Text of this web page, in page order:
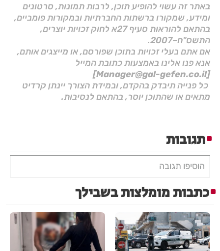
באתר זה עשוי להופיע תוכן, לרבות תמונות, סרטונים
ומידע, שמקורו ברשתות החברתיות ובמקורות פומביים,
בהתאם להוראות סעיף 27א לחוק זכויות יוצרים,
התשס"ח–2007.
אם אתם בעלי זכויות בתוכן שפורסם, או מייצגים אותם,
אנא פנו אלינו באמצעות כתובת המייל
[Manager@gal-gefen.co.il]
כל פנייה תיבדק בהקדם, ובמידת הצורך יינתן קרדיט
מתאים או שהתוכן יוסר, בהתאם לנסיבות.
תגובות
הוסיפו תגובה
כתבות מומלצות בשבילך